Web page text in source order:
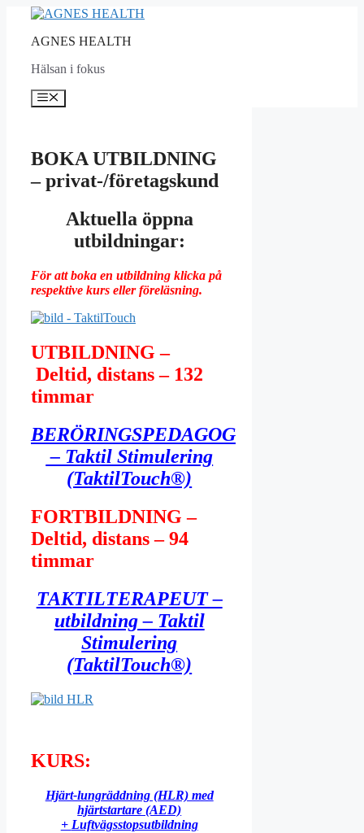
Hoppa
innehållAGNES HEALTH
Hälsan i fokus
Meny
BOKA UTBILDNING
– privat-/företagskund
Aktuella öppna
utbildningar:
För att boka en utbildning klicka på
respektive kurs eller föreläsning.
UTBILDNING –
Deltid, distans – 132
timmar
BERÖRINGSPEDAGOG
– Taktil Stimulering
(TaktilTouch®)
FORTBILDNING –
Deltid, distans – 94
timmar
TAKTILTERAPEUT –
utbildning – Taktil
Stimulering
(TaktilTouch®)
KURS:
Hjärt-lungräddning (HLR) med
hjärtstartare (AED)
+ Luftvägsstopsutbildning